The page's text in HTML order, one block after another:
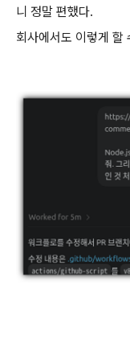
니 정말 편했다.
회사에서도 이렇게 할